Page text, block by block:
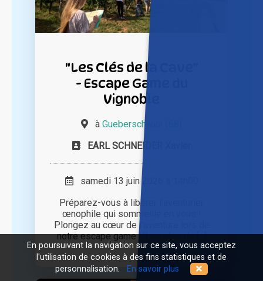
"Les Clés de la Cave"
- Escape Game du
Vignoble
à Gueberschwihr (68)
EARL SCHNEIDER Xavier
samedi 13 juin 2026 à 14h00
Préparez-vous à libérer l'aventurier
œnophile qui sommeille en vous !
Plongez au cœur de l'aventure lors de
notre escape game : "Les clés de [...]
En poursuivant la navigation sur ce site, vous acceptez
l'utilisation de cookies à des fins statistiques et de
personnalisation.
En savoir plus